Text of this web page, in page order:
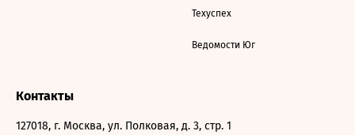
Техуспех
Ведомости Юг
Контакты
127018, г. Москва, ул. Полковая, д. 3, стр. 1